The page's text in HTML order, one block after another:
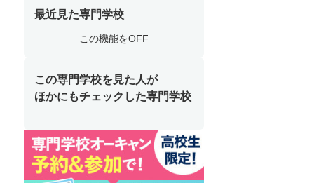
最近見た専門学校
この機能をOFF
この専門学校を見た人が
ほかにもチェックした専門学校